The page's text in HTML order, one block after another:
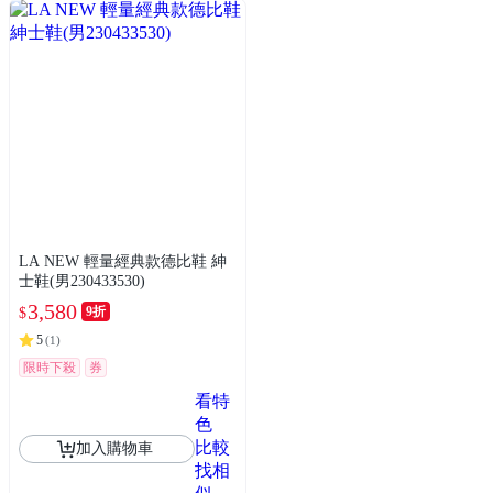
LA NEW 輕量經典款德比鞋 紳
士鞋(男230433530)
$3,580 9折
5(1)
限時下殺 券
加入購物車
看特
色
比較
找相